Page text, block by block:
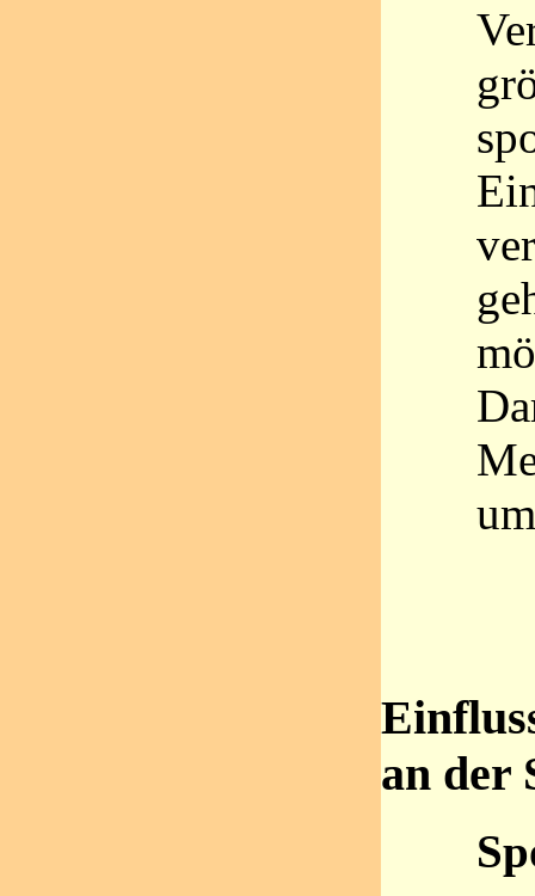
an der